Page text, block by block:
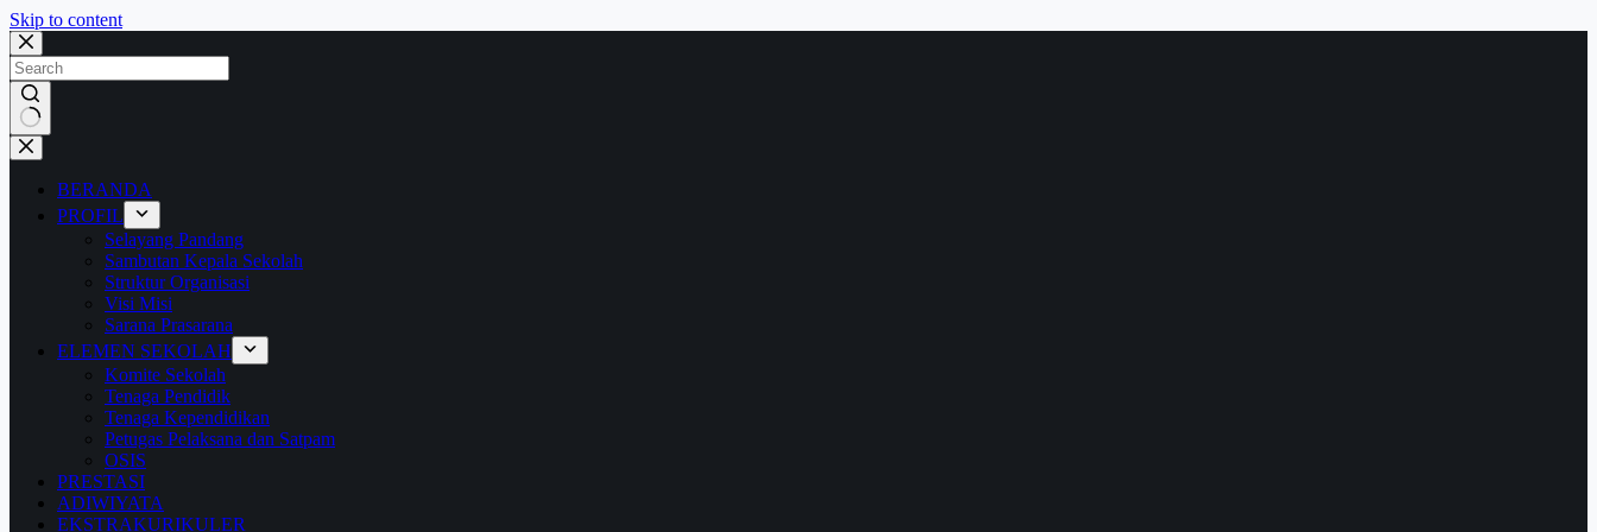
Skip to content
No
results
BERANDA
PROFIL
Selayang Pandang
Sambutan Kepala Sekolah
Struktur Organisasi
Visi Misi
Sarana Prasarana
ELEMEN SEKOLAH
Komite Sekolah
Tenaga Pendidik
Tenaga Kependidikan
Petugas Pelaksana dan Satpam
OSIS
PRESTASI
ADIWIYATA
EKSTRAKURIKULER